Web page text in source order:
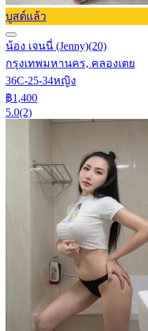
บูสต์แล้ว
น้อง เจนนี่ (Jenny)(20)
กรุงเทพมหานคร, คลองเตย
36C-25-34หญิง
฿1,400
5.0(2)